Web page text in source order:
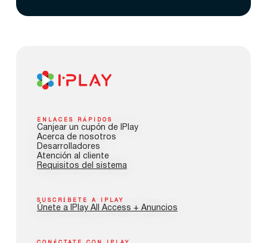
ENLACES RÁPIDOS
Canjear un cupón de IPlay
Acerca de nosotros
Desarrolladores
Atención al cliente
Requisitos del sistema
SUSCRÍBETE A IPLAY
Únete a IPlay All Access + Anuncios